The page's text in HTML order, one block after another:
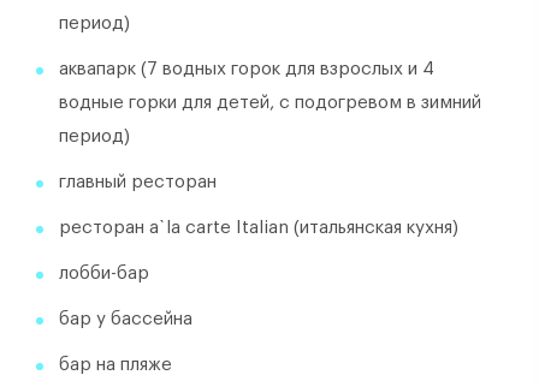
период)
аквапарк (7 водных горок для взрослых и 4
водные горки для детей, с подогревом в зимний
период)
главный ресторан
ресторан a`la carte Italian (итальянская кухня)
лобби-бар
бар у бассейна
бар на пляже